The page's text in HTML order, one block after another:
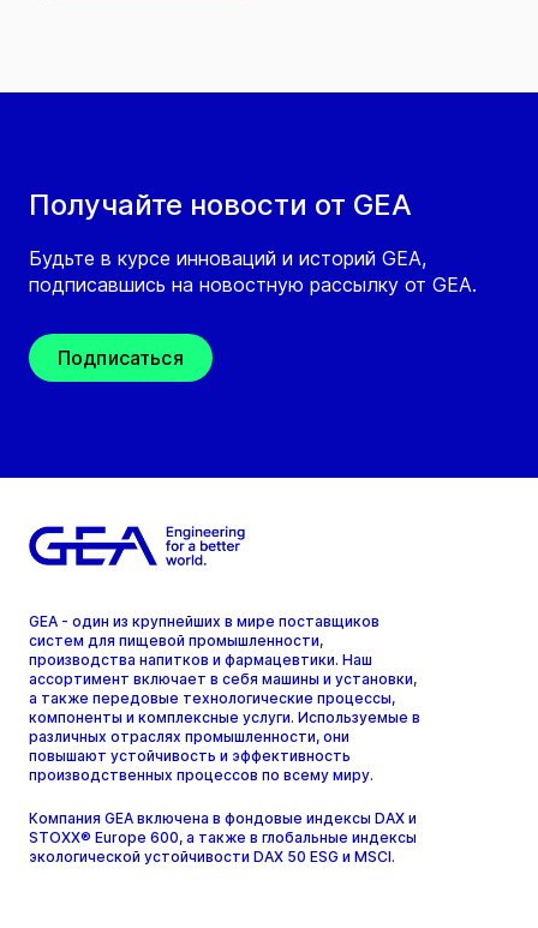
Получайте новости от GEA
Будьте в курсе инноваций и историй GEA,
подписавшись на новостную рассылку от GEA.
Подписаться
GEA - один из крупнейших в мире поставщиков
систем для пищевой промышленности,
производства напитков и фармацевтики. Наш
ассортимент включает в себя машины и установки,
а также передовые технологические процессы,
компоненты и комплексные услуги. Используемые в
различных отраслях промышленности, они
повышают устойчивость и эффективность
производственных процессов по всему миру.
Компания GEA включена в фондовые индексы DAX и
STOXX® Europe 600, а также в глобальные индексы
экологической устойчивости DAX 50 ESG и MSCI.